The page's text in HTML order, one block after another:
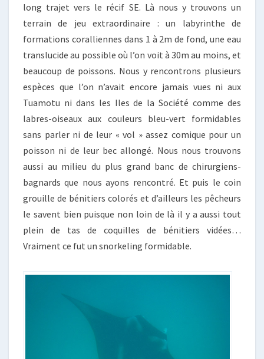
long trajet vers le récif SE. Là nous y trouvons un
terrain de jeu extraordinaire : un labyrinthe de
formations coralliennes dans 1 à 2m de fond, une eau
translucide au possible où l’on voit à 30m au moins, et
beaucoup de poissons. Nous y rencontrons plusieurs
espèces que l’on n’avait encore jamais vues ni aux
Tuamotu ni dans les Iles de la Société comme des
labres-oiseaux aux couleurs bleu-vert formidables
sans parler ni de leur « vol » assez comique pour un
poisson ni de leur bec allongé. Nous nous trouvons
aussi au milieu du plus grand banc de chirurgiens-
bagnards que nous ayons rencontré. Et puis le coin
grouille de bénitiers colorés et d’ailleurs les pêcheurs
le savent bien puisque non loin de là il y a aussi tout
plein de tas de coquilles de bénitiers vidées…
Vraiment ce fut un snorkeling formidable.